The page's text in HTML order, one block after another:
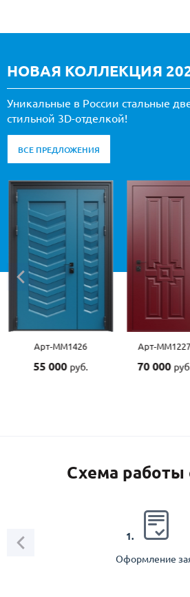
НОВАЯ КОЛЛЕКЦИЯ
Уникальные в России стальные
стильной 3D-отделкой!
ВСЕ ПРЕДЛОЖЕНИЯ
Арт-ММ1426
55 000 руб.
Арт-ММ1227
70 000 руб.
Схема работы
1.
Оформление